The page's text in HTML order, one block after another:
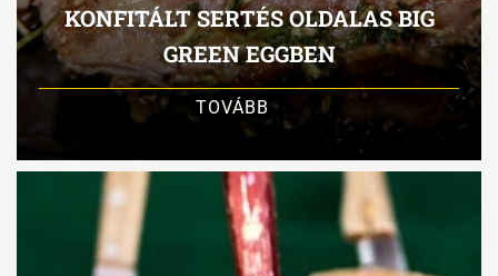
KONFITÁLT SERTÉS OLDALAS BIG
GREEN EGGBEN
TOVÁBB